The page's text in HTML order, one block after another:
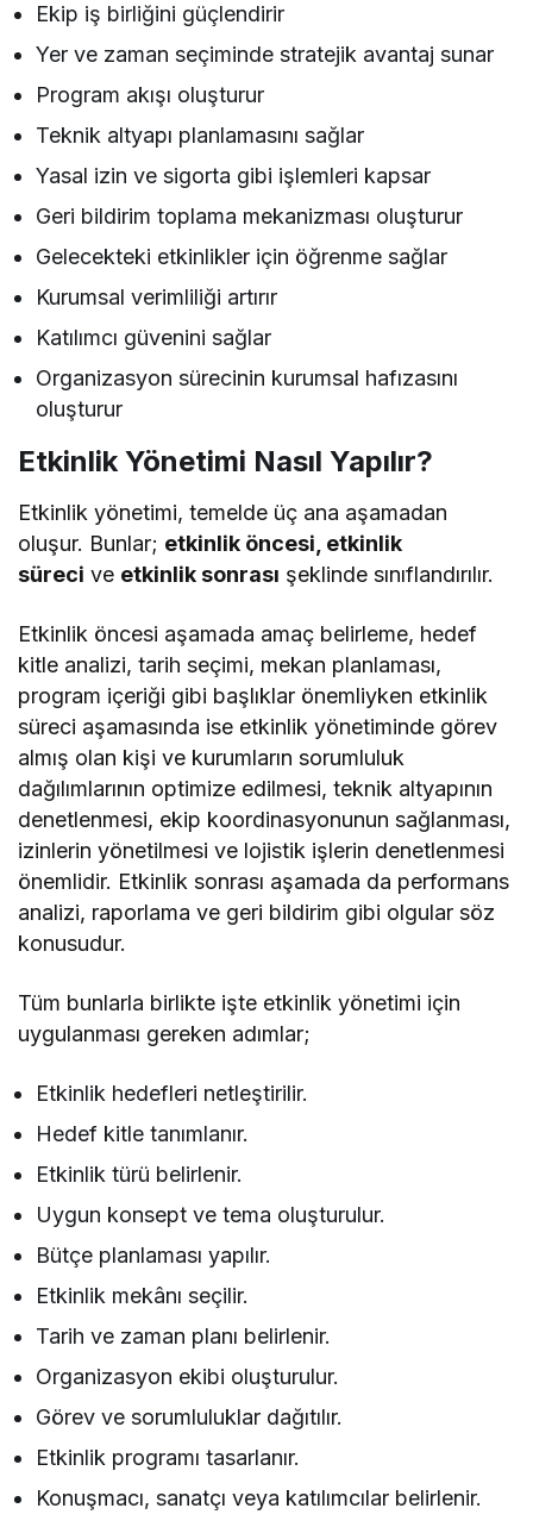
Ekip iş birliğini güçlendirir
Yer ve zaman seçiminde stratejik avantaj sunar
Program akışı oluşturur
Teknik altyapı planlamasını sağlar
Yasal izin ve sigorta gibi işlemleri kapsar
Geri bildirim toplama mekanizması oluşturur
Gelecekteki etkinlikler için öğrenme sağlar
Kurumsal verimliliği artırır
Katılımcı güvenini sağlar
Organizasyon sürecinin kurumsal hafızasını
oluşturur
Etkinlik Yönetimi Nasıl Yapılır?
Etkinlik yönetimi, temelde üç ana aşamadan
oluşur. Bunlar; etkinlik öncesi, etkinlik
süreci ve etkinlik sonrası şeklinde sınıflandırılır.
Etkinlik öncesi aşamada amaç belirleme, hedef
kitle analizi, tarih seçimi, mekan planlaması,
program içeriği gibi başlıklar önemliyken etkinlik
süreci aşamasında ise etkinlik yönetiminde görev
almış olan kişi ve kurumların sorumluluk
dağılımlarının optimize edilmesi, teknik altyapının
denetlenmesi, ekip koordinasyonunun sağlanması,
izinlerin yönetilmesi ve lojistik işlerin denetlenmesi
önemlidir. Etkinlik sonrası aşamada da performans
analizi, raporlama ve geri bildirim gibi olgular söz
konusudur.
Tüm bunlarla birlikte işte etkinlik yönetimi için
uygulanması gereken adımlar;
Etkinlik hedefleri netleştirilir.
Hedef kitle tanımlanır.
Etkinlik türü belirlenir.
Uygun konsept ve tema oluşturulur.
Bütçe planlaması yapılır.
Etkinlik mekânı seçilir.
Tarih ve zaman planı belirlenir.
Organizasyon ekibi oluşturulur.
Görev ve sorumluluklar dağıtılır.
Etkinlik programı tasarlanır.
Konuşmacı, sanatçı veya katılımcılar belirlenir.